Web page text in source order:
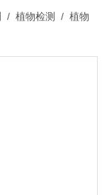
/植物检测
/ 植物